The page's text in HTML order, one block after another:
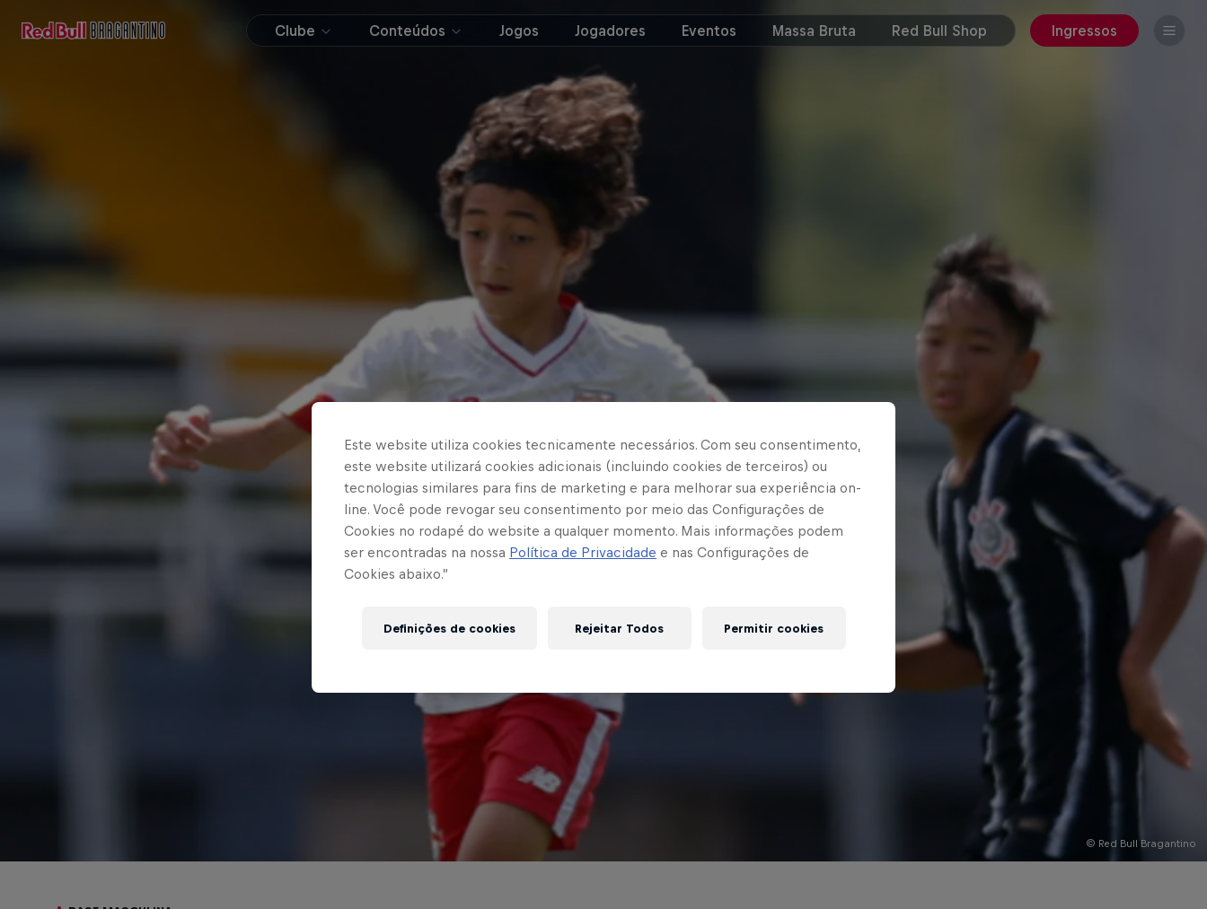
Clube Conteúdos Jogos Jogadores Eventos Massa Bruta Red Bull Shop Ingressos
© Red Bull Bragantino
Este website utiliza cookies tecnicamente necessários. Com seu consentimento,
este website utilizará cookies adicionais (incluindo cookies de terceiros) ou
tecnologias similares para fins de marketing e para melhorar sua experiência on-
line. Você pode revogar seu consentimento por meio das Configurações de
Cookies no rodapé do website a qualquer momento. Mais informações podem
ser encontradas na nossa Política de Privacidade e nas Configurações de
Cookies abaixo.”
Definições de cookies Rejeitar Todos Permitir cookies